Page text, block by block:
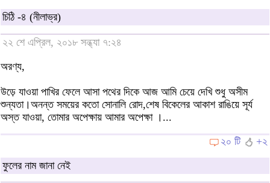
চিঠি -৪ (নীলাভ্র)
২২ শে এপ্রিল, ২০১৮ সন্ধ্যা ৭:২৪
অরণ্য,
উড়ে যাওয়া পাখির ফেলে আসা পথের দিকে আজ আমি চেয়ে দেখি শুধু অসীম
শুন্যতা।অনন্ত সময়ের কতো সোনালি রোদ,শেষ বিকেলের আকাশ রাঙিয়ে সূর্য
অস্ত যাওয়া, তোমার অপেক্ষায় আমার অপেক্ষা ।...
২০ টি
+২
ফুলের নাম জানা নেই